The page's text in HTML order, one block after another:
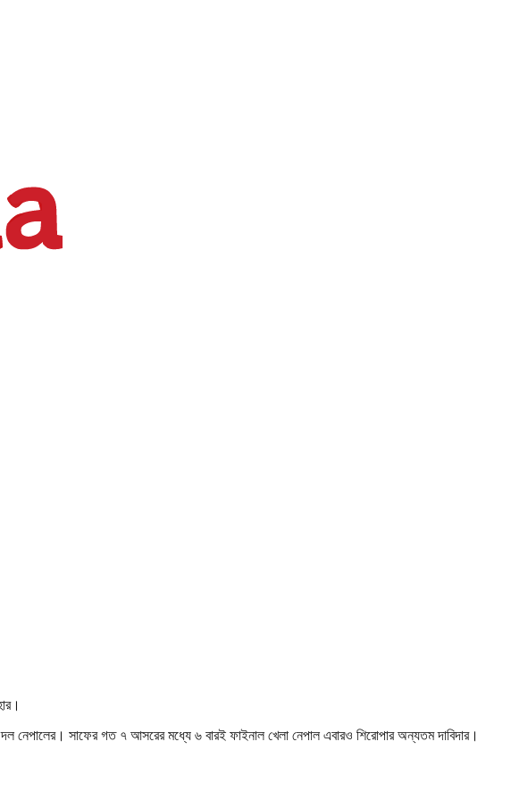
দল নেপালের। সাফের গত ৭ আসরের মধ্যে ৬ বারই ফাইনাল খেলা নেপাল এবারও শিরোপার অন্যতম দাবিদার।